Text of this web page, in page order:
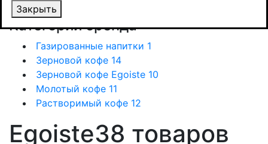
Закрыть
Назад
Категории бренда
Газированные напитки 1
Зерновой кофе 14
Зерновой кофе Egoiste 10
Молотый кофе 11
Растворимый кофе 12
Egoiste38 товаров